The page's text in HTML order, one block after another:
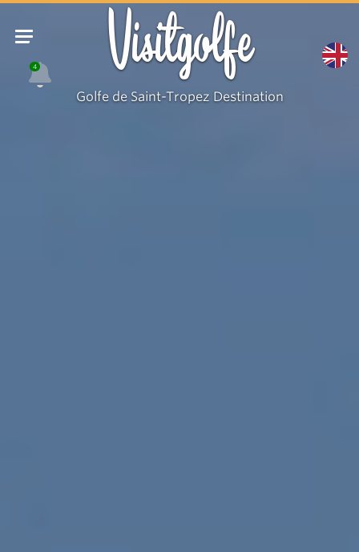
4 Visitgolfe
Golfe de Saint-Tropez Destination
Cup